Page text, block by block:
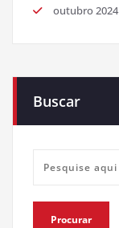
outubro 2024
Buscar